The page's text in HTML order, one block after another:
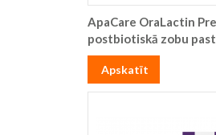
ApaCare OraLactin
postbiotiskā zobu
Apskatīt